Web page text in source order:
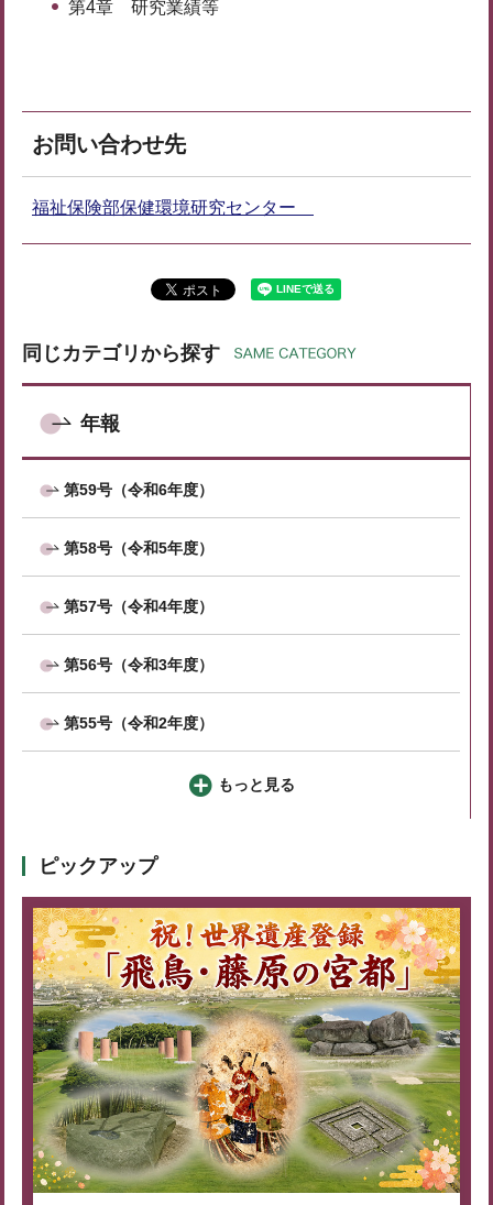
第4章 研究業績等
お問い合わせ先
福祉保険部保健環境研究センター
同じカテゴリから探す
年報
第59号（令和6年度）
第58号（令和5年度）
第57号（令和4年度）
第56号（令和3年度）
第55号（令和2年度）
もっと見る
ピックアップ